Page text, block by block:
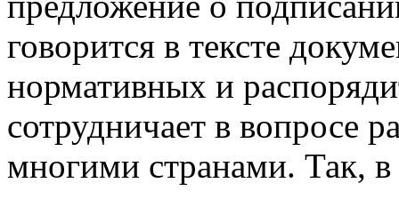
говорится в тексте
нормативных и
сотрудничает в вопросе
многими странами. Так,